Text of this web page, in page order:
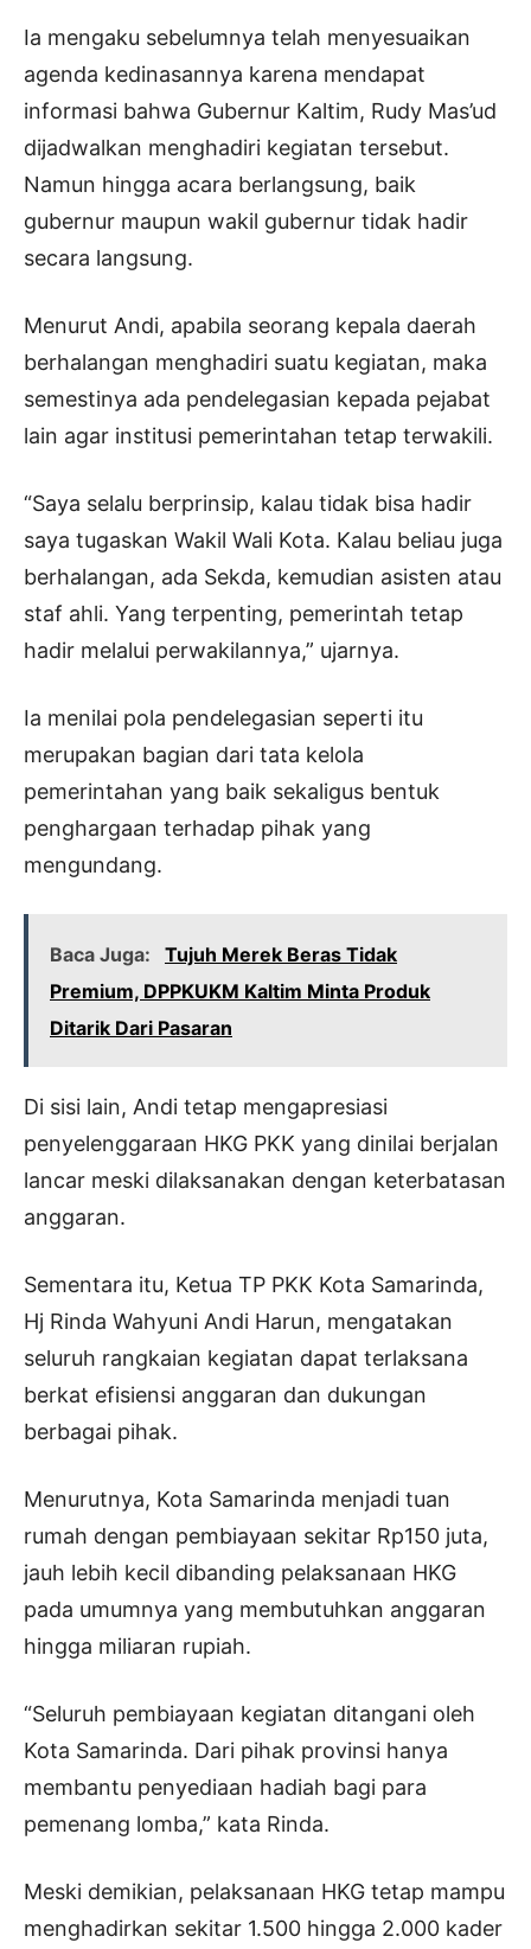
Ia mengaku sebelumnya telah menyesuaikan
agenda kedinasannya karena mendapat
informasi bahwa Gubernur Kaltim, Rudy Mas’ud
dijadwalkan menghadiri kegiatan tersebut.
Namun hingga acara berlangsung, baik
gubernur maupun wakil gubernur tidak hadir
secara langsung.
Menurut Andi, apabila seorang kepala daerah
berhalangan menghadiri suatu kegiatan, maka
semestinya ada pendelegasian kepada pejabat
lain agar institusi pemerintahan tetap terwakili.
“Saya selalu berprinsip, kalau tidak bisa hadir
saya tugaskan Wakil Wali Kota. Kalau beliau juga
berhalangan, ada Sekda, kemudian asisten atau
staf ahli. Yang terpenting, pemerintah tetap
hadir melalui perwakilannya,” ujarnya.
Ia menilai pola pendelegasian seperti itu
merupakan bagian dari tata kelola
pemerintahan yang baik sekaligus bentuk
penghargaan terhadap pihak yang
mengundang.
Baca Juga:
Tujuh Merek Beras Tidak
Premium, DPPKUKM Kaltim Minta Produk
Ditarik Dari Pasaran
Di sisi lain, Andi tetap mengapresiasi
penyelenggaraan HKG PKK yang dinilai berjalan
lancar meski dilaksanakan dengan keterbatasan
anggaran.
Sementara itu, Ketua TP PKK Kota Samarinda,
Hj Rinda Wahyuni Andi Harun, mengatakan
seluruh rangkaian kegiatan dapat terlaksana
berkat efisiensi anggaran dan dukungan
berbagai pihak.
Menurutnya, Kota Samarinda menjadi tuan
rumah dengan pembiayaan sekitar Rp150 juta,
jauh lebih kecil dibanding pelaksanaan HKG
pada umumnya yang membutuhkan anggaran
hingga miliaran rupiah.
“Seluruh pembiayaan kegiatan ditangani oleh
Kota Samarinda. Dari pihak provinsi hanya
membantu penyediaan hadiah bagi para
pemenang lomba,” kata Rinda.
Meski demikian, pelaksanaan HKG tetap mampu
menghadirkan sekitar 1.500 hingga 2.000 kader